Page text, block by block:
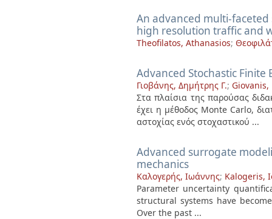
An advanced multi-
high resolution traffic and
Theofilatos, Athanasios;
Advanced Stochastic
Γιοβάνης, Δημήτρης Γ.;
Στα πλαίσια της παρούσας
έχει η μέθοδος Monte Carlo,
αστοχίας ενός στοχαστικού ...
Advanced surrogate
mechanics
Καλογερής, Ιωάννης; Kalogeris,
Parameter uncertainty
structural systems have
Over the past ...